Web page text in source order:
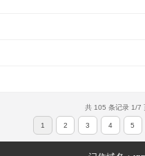
共 105 条记录 1/7
1 2 3 4 5